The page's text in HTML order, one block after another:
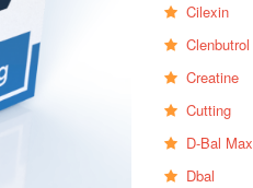
Cilexin
Clenbutrol
Creatine
Cutting
D-Bal Max
Dbal